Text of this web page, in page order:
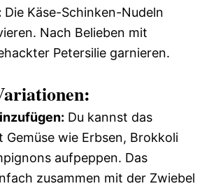
Die Käse-Schinken-Nudeln
Nach Belieben mit
Petersilie garnieren.
Du kannst das
Gemüse wie Erbsen, Brokkoli
aufpeppen. Das
zusammen mit der Zwiebel